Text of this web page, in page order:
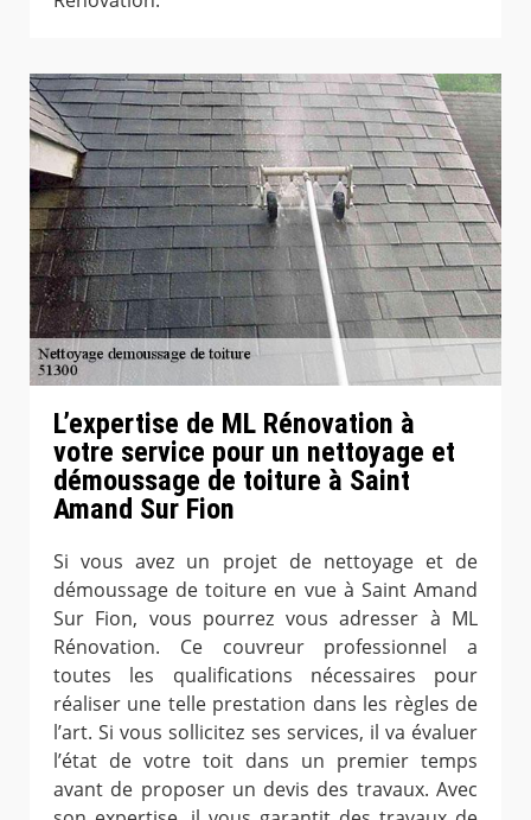
L’expertise de ML Rénovation à
votre service pour un nettoyage et
démoussage de toiture à Saint
Amand Sur Fion
Si vous avez un projet de nettoyage et de
démoussage de toiture en vue à Saint Amand
Sur Fion, vous pourrez vous adresser à ML
Rénovation. Ce couvreur professionnel a
toutes les qualifications nécessaires pour
réaliser une telle prestation dans les règles de
l’art. Si vous sollicitez ses services, il va évaluer
l’état de votre toit dans un premier temps
avant de proposer un devis des travaux. Avec